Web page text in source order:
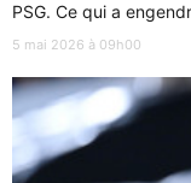
PSG. Ce qui a
5 mai 2026 à 09h00